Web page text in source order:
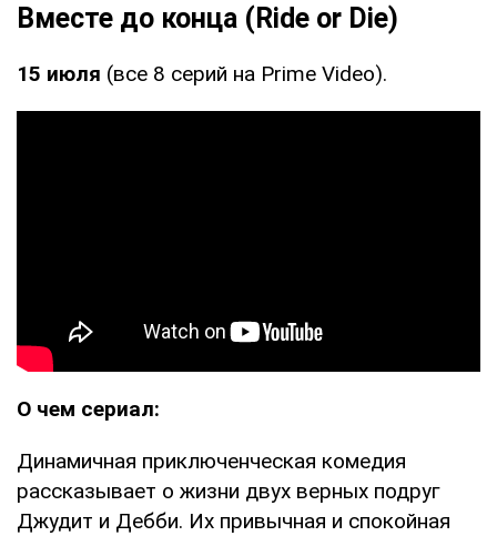
Вместе до конца (Ride or Die)
15 июля (все 8 серий на Prime Video).
О чем сериал:
Динамичная приключенческая комедия
рассказывает о жизни двух верных подруг
Джудит и Дебби. Их привычная и спокойная